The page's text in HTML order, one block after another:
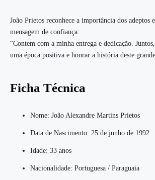
João Prietos reconhece a importância dos adeptos
mensagem de confiança:
“Contem com a minha entrega e dedicação.
uma época positiva e honrar a história deste
Ficha Técnica
Nome: João Alexandre Martins Prietos
Data de Nascimento: 25 de junho de 1992
Idade: 33 anos
Nacionalidade: Portuguesa / Paraguaia